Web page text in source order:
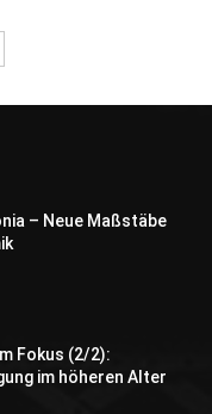
– Neue Maßstäbe
Fokus (2/2):
im höheren Alter